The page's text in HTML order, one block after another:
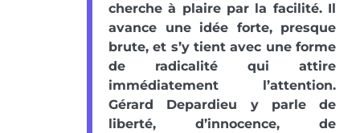
cherche à plaire par la facilité. Il
avance une idée forte, presque
brute, et s’y tient avec une forme
de radicalité qui attire
immédiatement l’attention.
Gérard Depardieu y parle de
liberté, d’innocence, de